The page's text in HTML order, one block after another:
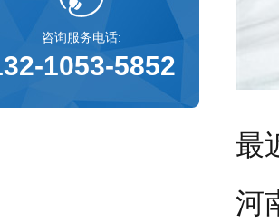
咨询服务电话:
1053-5852
最
河